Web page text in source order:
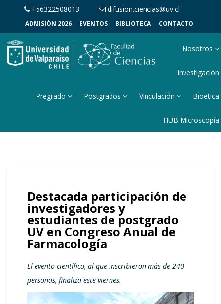
+56322508013 difusion.ciencias@uv.cl
ADMISIÓN 2026 EVENTOS BIBLIOTECA CONTACTO
Nosotros
Investigación
Pregrado Postgrados Vinculación Bioetica
HUB Microscopía
Destacada participación de
investigadores y
estudiantes de postgrado
UV en Congreso Anual de
Farmacología
El evento científico, al que inscribieron más de 240
personas, finaliza este viernes.